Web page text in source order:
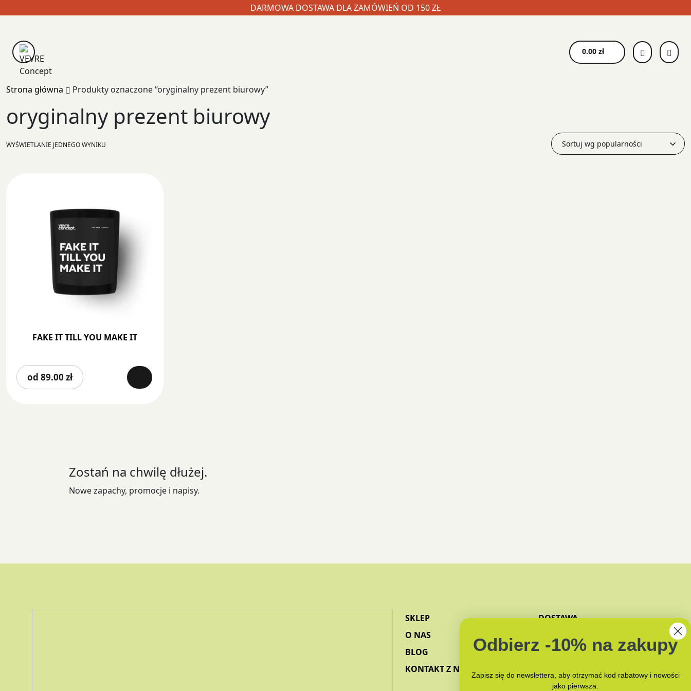
DARMOWA DOSTAWA DLA ZAMÓWIEŃ OD 150 ZŁ
content
0.00 zł
Strona główna Produkty oznaczone “oryginalny prezent biurowy”
oryginalny prezent biurowy
WYŚWIETLANIE JEDNEGO WYNIKU
FAKE IT TILL YOU MAKE IT
od 89.00 zł
produkt
na
produktu
Zostań na chwilę dłużej.
Nowe zapachy, promocje i napisy.
SKLEP
O NAS
BLOG
KONTAKT Z NAMI
DOSTAWA
JAK PAKUJEMY?
Odbierz -10% na zakupy
Zapisz się do newslettera, aby otrzymać kod rabatowy i nowości
jako pierwsza.